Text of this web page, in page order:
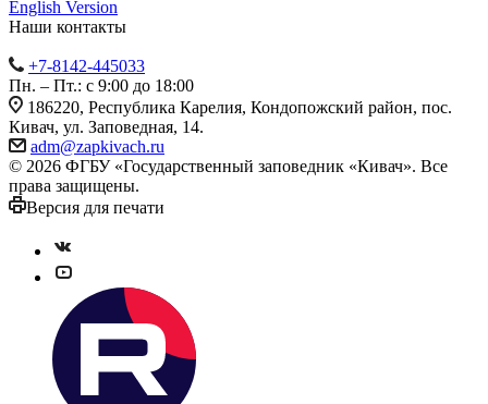
English Version
Наши контакты
+7-8142-445033
Пн. – Пт.: с 9:00 до 18:00
186220, Республика Карелия, Кондопожский район, пос.
Кивач, ул. Заповедная, 14.
adm@zapkivach.ru
© 2026 ФГБУ «Государственный заповедник «Кивач». Все
права защищены.
Версия для печати